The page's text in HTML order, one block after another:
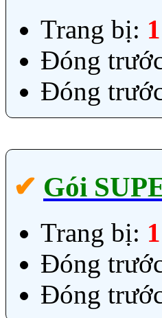
Trang bị: 1
Đóng
Đóng
✔‎ Gói
Trang bị: 1
Đóng
Đóng